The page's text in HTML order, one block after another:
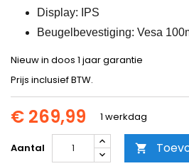
Display: IPS
Beugelbevestiging: Vesa
Nieuw in doos 1 jaar garantie
Prijs inclusief BTW.
€ 269,99 1 werkdag
Aantal 